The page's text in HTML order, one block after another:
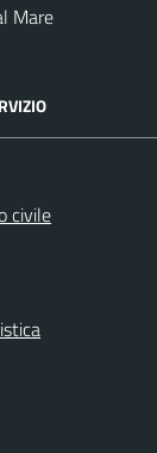
Mare
civile